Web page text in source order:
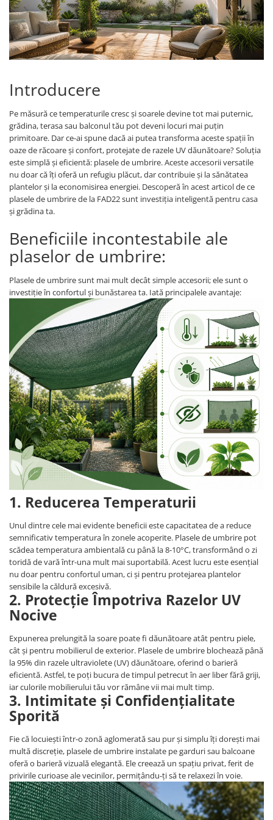
Adezivi
Gleturi
Ipsos
Mortare
Sape de egalizare, sape
autonivelante si pardoseli
industriale
Zidarie
Buiandrugi
Caramizi
Scule electrice, unelte si accesorii
Scule electrice
Acumulatori
Masini de gaurit si insurubat
Polizoare unghiulare
Ferastraie circulare
Generatoare
Accesorii electrice
Amestecatoare electrice
Scule de mana
Surubelnite, clesti si chei
Ciocane si topoare
Dalti, spituri, leviere
Cuttere, cutite si foarfece
Fierastraie
Accesorii si consumabile
Accesorii pentru polizare, slefuire
si frezare
Biti
Burghie
Organizatoare
Accesorii unelte
Role abrazive
Unelte electrice speciale
Instrumente de masurat si trasat
Rigle si echere
Nivele
Rulete
Markere
Suruburi, cuie, dibluri si alte
elemente de fixare
Dibluri
Dibluri cu surub
Dibluri cui percutie
Dibluri cu carlig
Dibluri pentru lemn
Dibluri pentru termoizolatii
Dibluri rosii SFX
Suruburi
Suruburi pentru gips-carton
Introducere
Pe măsură ce temperaturile cresc și soarele devine tot mai puternic,
grădina, terasa sau balconul tău pot deveni locuri mai puțin
primitoare. Dar ce-ai spune dacă ai putea transforma aceste spații în
oaze de răcoare și confort, protejate de razele UV dăunătoare? Soluția
este simplă și eficientă: plasele de umbrire. Aceste accesorii versatile
nu doar că îți oferă un refugiu plăcut, dar contribuie și la sănătatea
plantelor și la economisirea energiei. Descoperă în acest articol de ce
plasele de umbrire de la FAD22 sunt investiția inteligentă pentru casa
și grădina ta.
Beneficiile incontestabile ale
plaselor de umbrire:
Plasele de umbrire sunt mai mult decât simple accesorii; ele sunt o
investiție în confortul și bunăstarea ta. Iată principalele avantaje:
1. Reducerea Temperaturii
Unul dintre cele mai evidente beneficii este capacitatea de a reduce
semnificativ temperatura în zonele acoperite. Plasele de umbrire pot
scădea temperatura ambientală cu până la 8-10°C, transformând o zi
toridă de vară într-una mult mai suportabilă. Acest lucru este esențial
nu doar pentru confortul uman, ci și pentru protejarea plantelor
sensibile la căldură excesivă.
2. Protecție Împotriva Razelor UV
Nocive
Expunerea prelungită la soare poate fi dăunătoare atât pentru piele,
cât și pentru mobilierul de exterior. Plasele de umbrire blochează până
la 95% din razele ultraviolete (UV) dăunătoare, oferind o barieră
eficientă. Astfel, te poți bucura de timpul petrecut în aer liber fără griji,
iar culorile mobilierului tău vor rămâne vii mai mult timp.
3. Intimitate și Confidențialitate
Sporită
Fie că locuiești într-o zonă aglomerată sau pur și simplu îți dorești mai
multă discreție, plasele de umbrire instalate pe garduri sau balcoane
oferă o barieră vizuală elegantă. Ele creează un spațiu privat, ferit de
privirile curioase ale vecinilor, permițându-ți să te relaxezi în voie.